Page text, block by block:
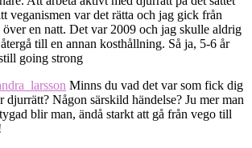
veganismen var det rätta och jag gick från
en natt. Det var 2009 och jag skulle aldrig
till en annan kosthållning. Så ja, 5-6 år
going strong
Minns du vad det var som fick dig
djurrätt? Någon särskild händelse? Ju mer man
blir man, ändå starkt att gå från vego till